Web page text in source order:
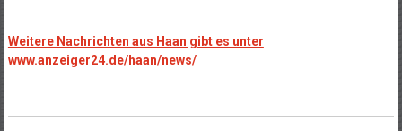
Weitere Nachrichten aus Haan gibt es unter
www.anzeiger24.de/haan/news/